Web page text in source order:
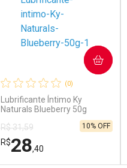
(0)
Lubrificante Íntimo Ky
Naturals Blueberry 50g
R$ 31,59
R$28,40
10% OFF
COMPRAR